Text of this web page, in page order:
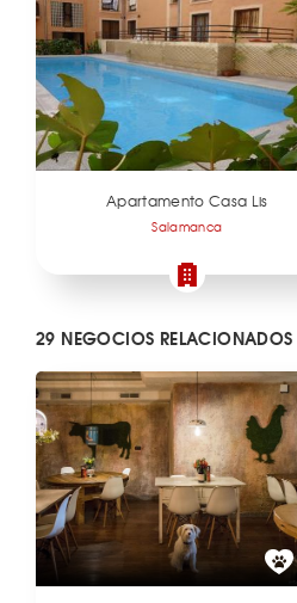
Apartamento Casa Lis
Salamanca
29 NEGOCIOS RELACIONADOS